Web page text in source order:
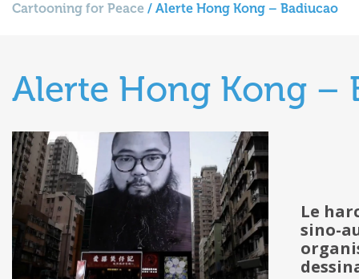
Cartooning for Peace / Alerte Hong Kong – Badiucao
Alerte Hong Kong –
Le
sino-